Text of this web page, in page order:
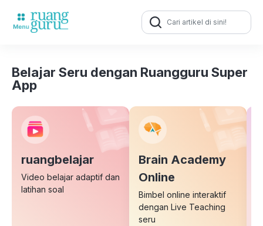
Search
for:
Belajar Seru dengan Ruangguru Super
App
ruangbelajar
Video belajar adaptif dan
latihan soal
Brain Academy
Online
Bimbel online interaktif
dengan Live Teaching
seru